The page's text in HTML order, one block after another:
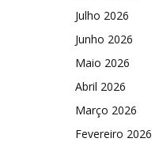
Julho 2026
Junho 2026
Maio 2026
Abril 2026
Março 2026
Fevereiro 2026